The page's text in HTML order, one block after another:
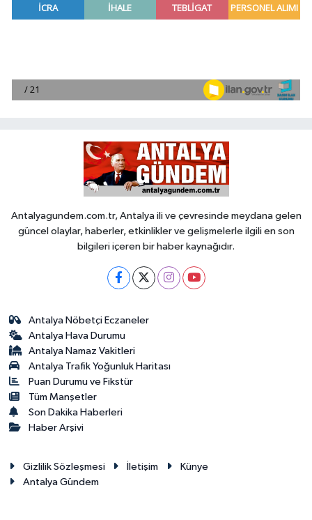
Antalyagundem.com.tr, Antalya ili ve çevresinde meydana gelen
güncel olaylar, haberler, etkinlikler ve gelişmelerle ilgili en son
bilgileri içeren bir haber kaynağıdır.
Antalya Nöbetçi Eczaneler
Antalya Hava Durumu
Antalya Namaz Vakitleri
Antalya Trafik Yoğunluk Haritası
Puan Durumu ve Fikstür
Tüm Manşetler
Son Dakika Haberleri
Haber Arşivi
Gizlilik Sözleşmesi İletişim
Künye
Antalya Gündem